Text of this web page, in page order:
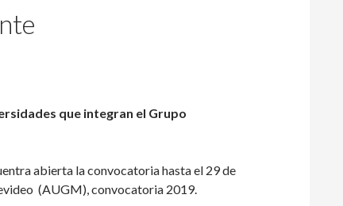
que integran el Grupo
abierta la convocatoria hasta el 29 de
(AUGM), convocatoria 2019.